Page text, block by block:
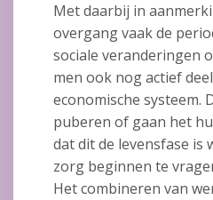
Met daarbij in
overgang vaak de
sociale veranderingen
men ook nog actief
economische systeem.
puberen of gaan het
dat dit de levensfase is
zorg beginnen te
Het combineren van